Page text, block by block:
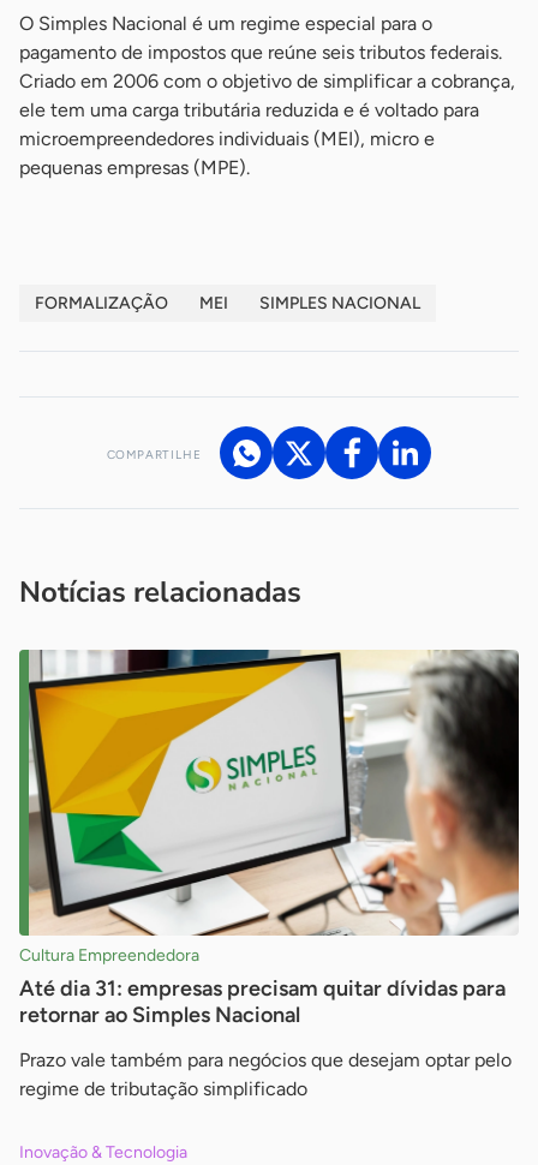
O Simples Nacional é um regime especial para o
pagamento de impostos que reúne seis tributos federais.
Criado em 2006 com o objetivo de simplificar a cobrança,
ele tem uma carga tributária reduzida e é voltado para
microempreendedores individuais (MEI), micro e
pequenas empresas (MPE).
FORMALIZAÇÃO MEI SIMPLES NACIONAL
COMPARTILHE
Notícias relacionadas
Cultura Empreendedora
Até dia 31: empresas precisam quitar dívidas para
retornar ao Simples Nacional
Prazo vale também para negócios que desejam optar pelo
regime de tributação simplificado
Inovação & Tecnologia